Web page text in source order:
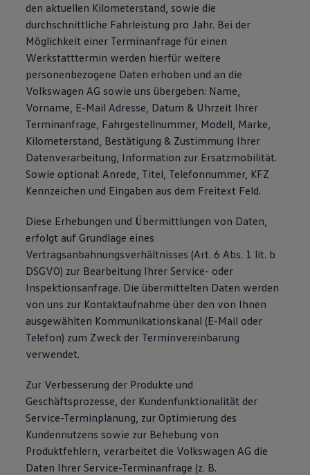
den aktuellen Kilometerstand, sowie die
durchschnittliche Fahrleistung pro Jahr. Bei der
Möglichkeit einer Terminanfrage für einen
Werkstatttermin werden hierfür weitere
personenbezogene Daten erhoben und an die
Volkswagen AG sowie uns übergeben: Name,
Vorname, E-Mail Adresse, Datum & Uhrzeit Ihrer
Terminanfrage, Fahrgestellnummer, Modell, Marke,
Kilometerstand, Bestätigung & Zustimmung Ihrer
Datenverarbeitung, Information zur Ersatzmobilität.
Sowie optional: Anrede, Titel, Telefonnummer, KFZ
Kennzeichen und Eingaben aus dem Freitext Feld.
Diese Erhebungen und Übermittlungen von Daten,
erfolgt auf Grundlage eines
Vertragsanbahnungsverhältnisses (Art. 6 Abs. 1 lit. b
DSGVO) zur Bearbeitung Ihrer Service- oder
Inspektionsanfrage. Die übermittelten Daten werden
von uns zur Kontaktaufnahme über den von Ihnen
ausgewählten Kommunikationskanal (E-Mail oder
Telefon) zum Zweck der Terminvereinbarung
verwendet.
Zur Verbesserung der Produkte und
Geschäftsprozesse, der Kundenfunktionalität der
Service-Terminplanung, zur Optimierung des
Kundennutzens sowie zur Behebung von
Produktfehlern, verarbeitet die Volkswagen AG die
Daten Ihrer Service-Terminanfrage (z. B.